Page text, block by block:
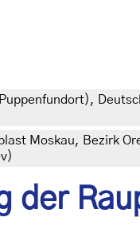
Moskau, Bezirk
der